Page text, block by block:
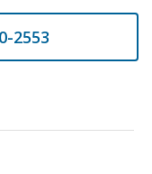
2553